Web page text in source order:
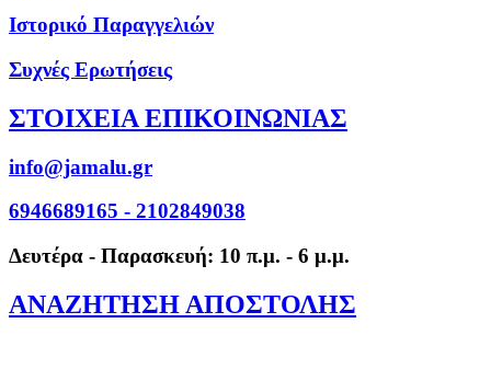
Ιστορικό Παραγγελιών
Συχνές Ερωτήσεις
ΣΤΟΙΧΕΙΑ ΕΠΙΚΟΙΝΩΝΙΑΣ
info@jamalu.gr
6946689165 - 2102849038
Δευτέρα - Παρασκευή: 10 π.μ. - 6 μ.μ.
ΑΝΑΖΗΤΗΣΗ ΑΠΟΣΤΟΛΗΣ